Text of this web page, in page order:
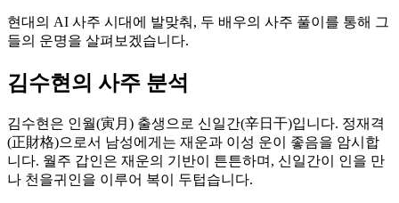
현대의 AI 사주 시대에 발맞춰, 두 배우의 사주 풀이를 통해 그
들의 운명을 살펴보겠습니다.
김수현의 사주 분석
김수현은 인월(寅月) 출생으로 신일간(辛日干)입니다. 정재격
(正財格)으로서 남성에게는 재운과 이성 운이 좋음을 암시합
니다. 월주 갑인은 재운의 기반이 튼튼하며, 신일간이 인을 만
나 천을귀인을 이루어 복이 두텁습니다.